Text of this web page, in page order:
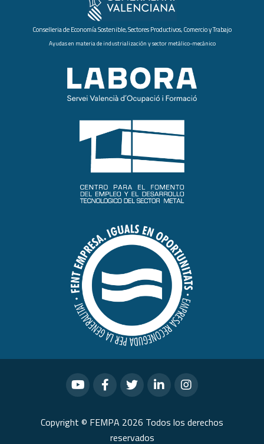
Conselleria de Economía Sostenible, Sectores Productivos, Comercio y Trabajo
Ayudas en materia de industrialización y sector metálico-mecánico
Copyright © FEMPA 2026 Todos los derechos
reservados